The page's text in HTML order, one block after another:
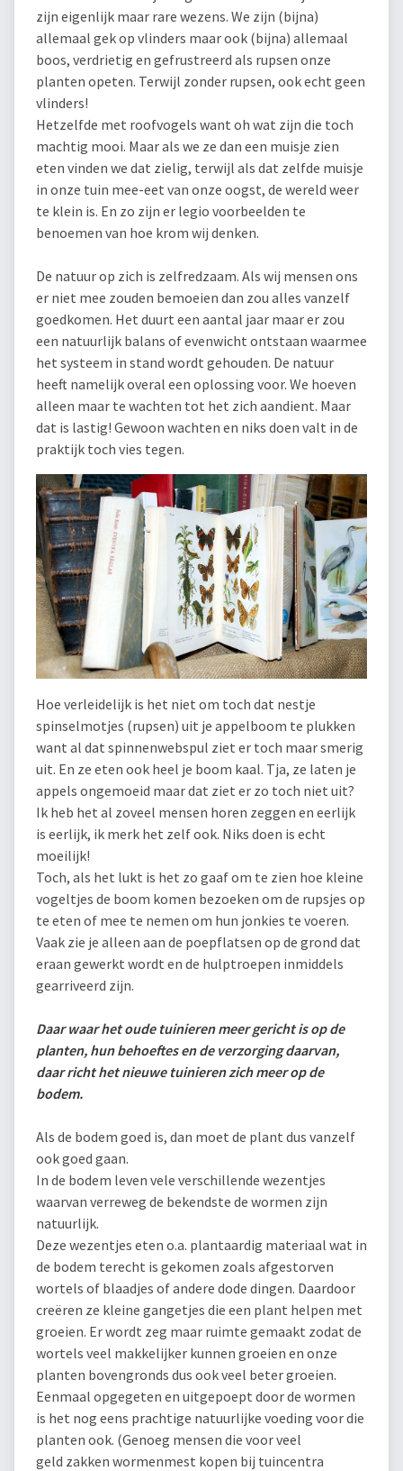
zijn eigenlijk maar rare wezens. We zijn (bijna)
allemaal gek op vlinders maar ook (bijna) allemaal
boos, verdrietig en gefrustreerd als rupsen onze
planten opeten. Terwijl zonder rupsen, ook echt geen
vlinders!
Hetzelfde met roofvogels want oh wat zijn die toch
machtig mooi. Maar als we ze dan een muisje zien
eten vinden we dat zielig, terwijl als dat zelfde muisje
in onze tuin mee-eet van onze oogst, de wereld weer
te klein is. En zo zijn er legio voorbeelden te
benoemen van hoe krom wij denken.
De natuur op zich is zelfredzaam. Als wij mensen ons
er niet mee zouden bemoeien dan zou alles vanzelf
goedkomen. Het duurt een aantal jaar maar er zou
een natuurlijk balans of evenwicht ontstaan waarmee
het systeem in stand wordt gehouden. De natuur
heeft namelijk overal een oplossing voor. We hoeven
alleen maar te wachten tot het zich aandient. Maar
dat is lastig! Gewoon wachten en niks doen valt in de
praktijk toch vies tegen.
Hoe verleidelijk is het niet om toch dat nestje
spinselmotjes (rupsen) uit je appelboom te plukken
want al dat spinnenwebspul ziet er toch maar smerig
uit. En ze eten ook heel je boom kaal. Tja, ze laten je
appels ongemoeid maar dat ziet er zo toch niet uit?
Ik heb het al zoveel mensen horen zeggen en eerlijk
is eerlijk, ik merk het zelf ook. Niks doen is echt
moeilijk!
Toch, als het lukt is het zo gaaf om te zien hoe kleine
vogeltjes de boom komen bezoeken om de rupsjes op
te eten of mee te nemen om hun jonkies te voeren.
Vaak zie je alleen aan de poepflatsen op de grond dat
eraan gewerkt wordt en de hulptroepen inmiddels
gearriveerd zijn.
Daar waar het oude tuinieren meer gericht is op de
planten, hun behoeftes en de verzorging daarvan,
daar richt het nieuwe tuinieren zich meer op de
bodem.
Als de bodem goed is, dan moet de plant dus vanzelf
ook goed gaan.
In de bodem leven vele verschillende wezentjes
waarvan verreweg de bekendste de wormen zijn
natuurlijk.
Deze wezentjes eten o.a. plantaardig materiaal wat in
de bodem terecht is gekomen zoals afgestorven
wortels of blaadjes of andere dode dingen. Daardoor
creëren ze kleine gangetjes die een plant helpen met
groeien. Er wordt zeg maar ruimte gemaakt zodat de
wortels veel makkelijker kunnen groeien en onze
planten bovengronds dus ook veel beter groeien.
Eenmaal opgegeten en uitgepoept door de wormen
is het nog eens prachtige natuurlijke voeding voor die
planten ook. (Genoeg mensen die voor veel
geld zakken wormenmest kopen bij tuincentra